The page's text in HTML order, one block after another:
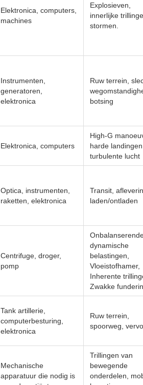
Elektronica, computers,
machines
Explosieven,
innerlijke
stormen.
Instrumenten,
generatoren,
elektronica
Ruw terrein,
botsing
Elektronica, computers
High-G
harde
turbulente lucht
Optica, instrumenten,
raketten, elektronica
Transit,
laden/ontladen
Centrifuge, droger,
pomp
dynamische
belastingen,
Vloeistofhamer,
Inherente
Zwakke
Tank artillerie,
computerbesturing,
elektronica
Ruw terrein,
spoorweg,
Mechanische
apparatuur die nodig is
Trillingen van
bewegende
onderdelen,